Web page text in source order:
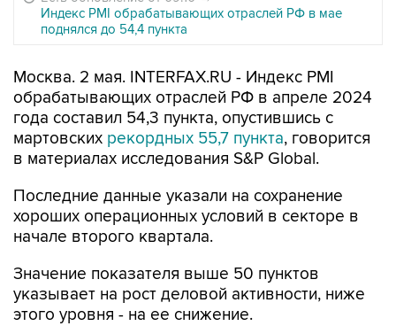
Индекс PMI обрабатывающих отраслей РФ в мае
поднялся до 54,4 пункта
Москва. 2 мая. INTERFAX.RU - Индекс PMI
обрабатывающих отраслей РФ в апреле 2024
года составил 54,3 пункта, опустившись с
мартовских рекордных 55,7 пункта, говорится
в материалах исследования S&P Global.
Последние данные указали на сохранение
хороших операционных условий в секторе в
начале второго квартала.
Значение показателя выше 50 пунктов
указывает на рост деловой активности, ниже
этого уровня - на ее снижение.